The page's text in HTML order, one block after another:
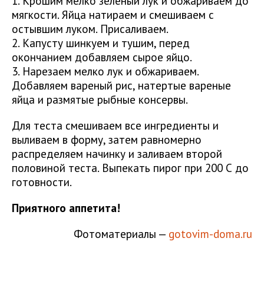
мягкости. Яйца натираем и смешиваем с
остывшим луком. Присаливаем.
2. Капусту шинкуем и тушим, перед
окончанием добавляем сырое яйцо.
3. Нарезаем мелко лук и обжариваем.
Добавляем вареный рис, натертые вареные
яйца и размятые рыбные консервы.
Для теста смешиваем все ингредиенты и
выливаем в форму, затем равномерно
распределяем начинку и заливаем второй
половиной теста. Выпекать пирог при 200 С до
готовности.
Приятного аппетита!
Фотоматериалы — gotovim-doma.ru